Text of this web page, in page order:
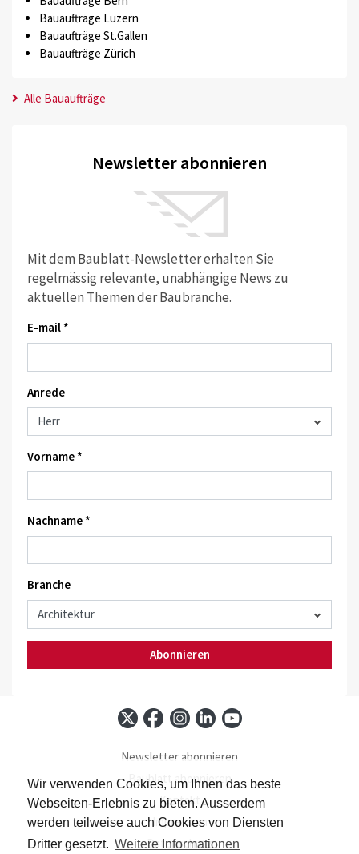
Wir verwenden Cookies, um Ihnen das beste
Webseiten-Erlebnis zu bieten. Ausserdem
werden teilweise auch Cookies von Diensten
Dritter gesetzt. Weitere Informationen
Bauaufträge Luzern
Bauaufträge St.Gallen
Bauaufträge Zürich
Alle Bauaufträge
Newsletter abonnieren
Mit dem Baublatt-Newsletter erhalten Sie
regelmässig relevante, unabhängige News zu
aktuellen Themen der Baubranche.
E-mail *
Anrede
Vorname *
Nachname *
Branche
Abonnieren
Newsletter abonnieren
Baublatt abonnieren
Kontakt
Impressum
Datenschutz